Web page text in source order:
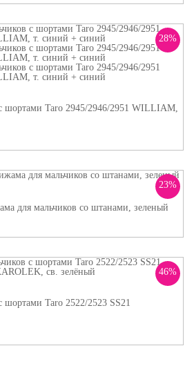
28%
шортами Taro 2945/2946/2951 WILLIAM,
23%
для мальчиков со штанами, зеленый
46%
шортами Taro 2522/2523 SS21